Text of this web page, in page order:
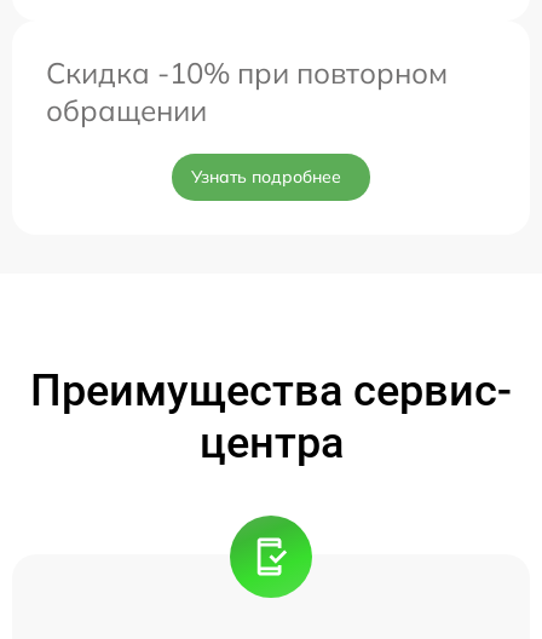
Скидка -10% при повторном
обращении
Узнать подробнее
Преимущества сервис-
центра